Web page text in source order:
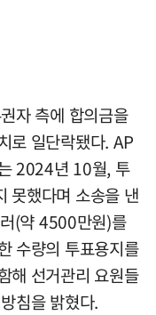
자 측에 합의금을
로 일단락됐다. AP
2024년 10월, 투
못했다며 소송을 낸
(약 4500만원)를
수량의 투표용지를
해 선거관리 요원들
침을 밝혔다.